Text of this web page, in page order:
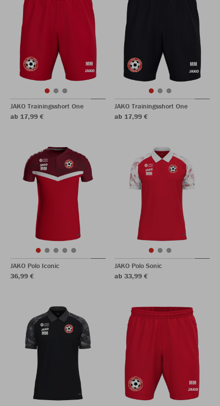
JAKO Trainingsshort One
ab 17,99 €
JAKO Trainingsshort One
ab 17,99 €
JAKO Polo Iconic
36,99 €
JAKO Polo Sonic
ab 33,99 €